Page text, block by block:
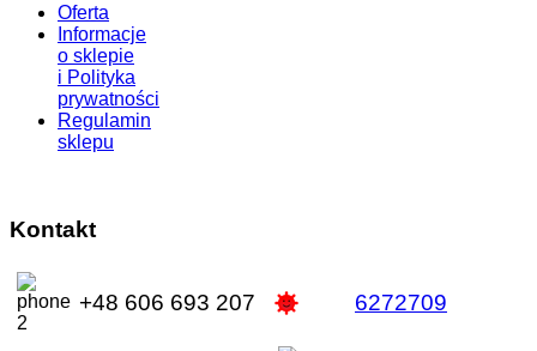
Oferta
Informacje
o sklepie
i Polityka
prywatności
Regulamin
sklepu
Kontakt
+48 606 693 207 6272709